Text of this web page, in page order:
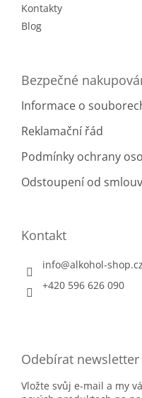
Kontakty
Blog
Bezpečné
Informace o
Reklamační řád
Podmínky ochrany
Odstoupení od
Kontakt
info@alkohol-shop.cz
+420 596 626 090
Odebírat newsletter
Vložte svůj e-mail a my